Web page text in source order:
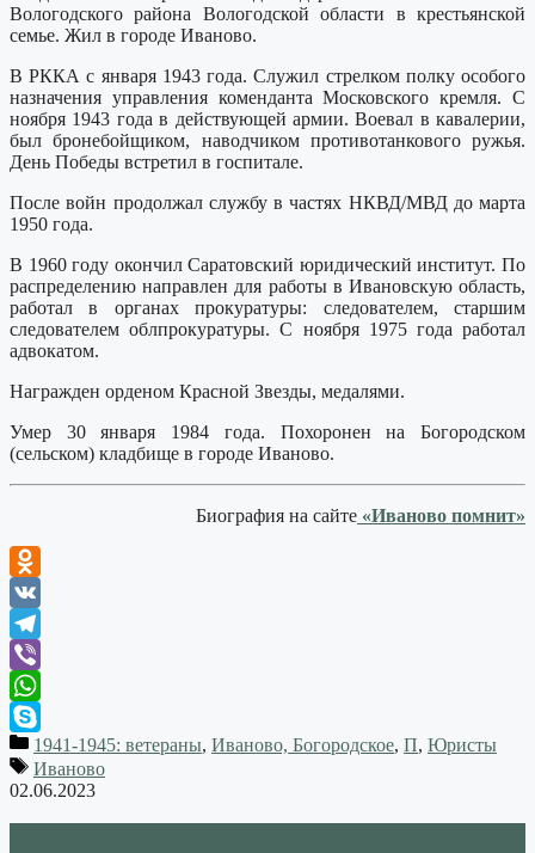
Вологодского района Вологодской области в крестьянской
семье. Жил в городе Иваново.
В РККА с января 1943 года. Служил стрелком полку особого
назначения управления коменданта Московского кремля. С
ноября 1943 года в действующей армии. Воевал в кавалерии,
был бронебойщиком, наводчиком противотанкового ружья.
День Победы встретил в госпитале.
После войн продолжал службу в частях НКВД/МВД до марта
1950 года.
В 1960 году окончил Саратовский юридический институт. По
распределению направлен для работы в Ивановскую область,
работал в органах прокуратуры: следователем, старшим
следователем облпрокуратуры. С ноября 1975 года работал
адвокатом.
Награжден орденом Красной Звезды, медалями.
Умер 30 января 1984 года. Похоронен на Богородском
(сельском) кладбище в городе Иваново.
Биография на сайте «Иваново помнит»
Odnoklassniki
VK
Telegram
Viber
WhatsApp
Skype1941-1945: ветераны, Иваново, Богородское, П, Юристы
Иваново
02.06.2023